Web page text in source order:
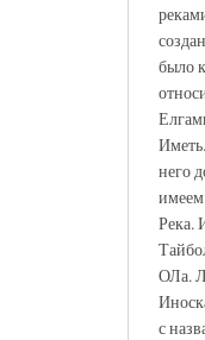
было
него
Река.
ОЛа.
с